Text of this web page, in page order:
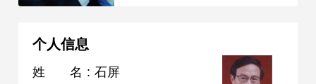
个人信息
姓名 : 石屏